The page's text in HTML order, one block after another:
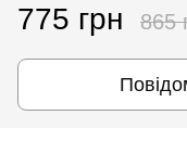
775 грн 865